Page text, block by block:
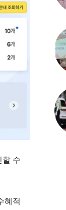
할 수
혜적